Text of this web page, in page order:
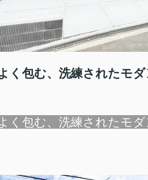
く包む、洗練されたモダ
く包む、洗練されたモ